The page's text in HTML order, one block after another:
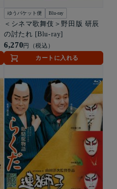
ゆうパケット便 Blu-ray
＜シネマ歌舞伎＞野田版 研辰
の討たれ [Blu-ray]
6,270円（税込）
カートに入れる